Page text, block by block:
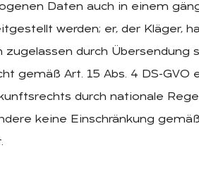
Daten auch in einem
werden; er, der Kläger,
zugelassen durch Übersendung
gemäß Art. 15 Abs. 4 DS-
durch nationale
keine Einschränkung